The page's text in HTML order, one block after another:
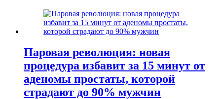
Паровая революция: новая
процедура избавит за 15 минут от
аденомы простаты, которой
страдают до 90% мужчин